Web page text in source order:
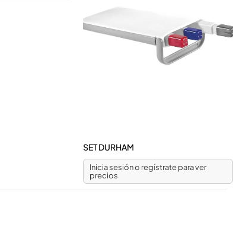
SET DURHAM
Inicia sesión o regístrate para ver
precios